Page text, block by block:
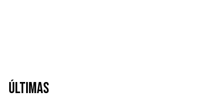
Últimas